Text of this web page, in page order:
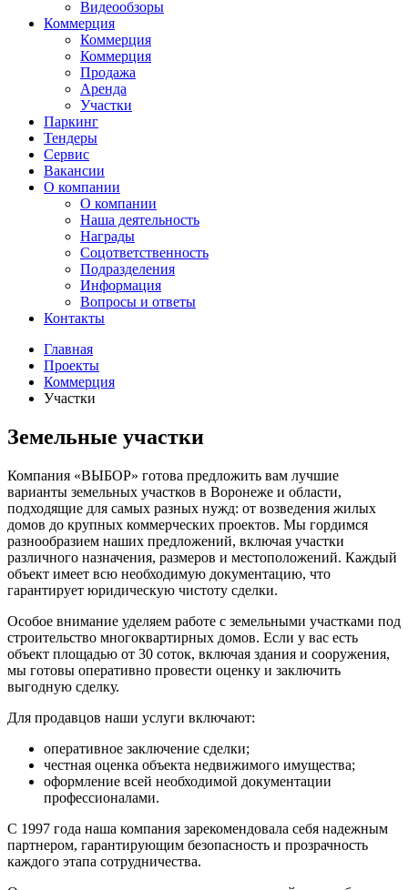
Видеообзоры
Коммерция
Коммерция
Коммерция
Продажа
Аренда
Участки
Паркинг
Тендеры
Сервис
Вакансии
О компании
О компании
Наша деятельность
Награды
Соцответственность
Подразделения
Информация
Вопросы и ответы
Контакты
Главная
Проекты
Коммерция
Участки
Земельные участки
Компания «ВЫБОР» готова предложить вам лучшие
варианты земельных участков в Воронеже и области,
подходящие для самых разных нужд: от возведения жилых
домов до крупных коммерческих проектов. Мы гордимся
разнообразием наших предложений, включая участки
различного назначения, размеров и местоположений. Каждый
объект имеет всю необходимую документацию, что
гарантирует юридическую чистоту сделки.
Особое внимание уделяем работе с земельными участками под
строительство многоквартирных домов. Если у вас есть
объект площадью от 30 соток, включая здания и сооружения,
мы готовы оперативно провести оценку и заключить
выгодную сделку.
Для продавцов наши услуги включают:
оперативное заключение сделки;
честная оценка объекта недвижимого имущества;
оформление всей необходимой документации
профессионалами.
С 1997 года наша компания зарекомендовала себя надежным
партнером, гарантирующим безопасность и прозрачность
каждого этапа сотрудничества.